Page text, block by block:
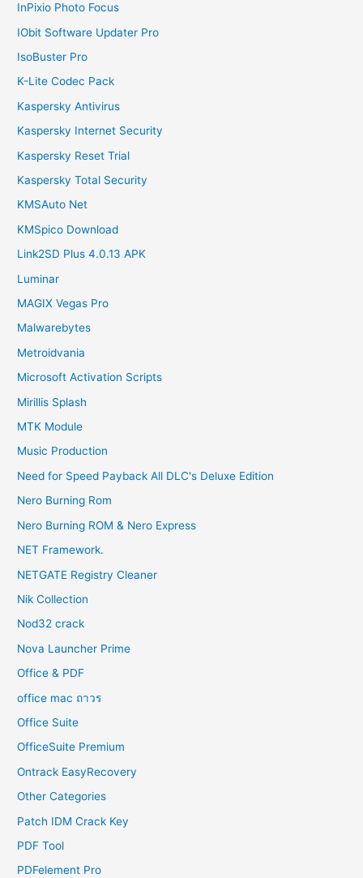
InPixio Photo Focus
IObit Software Updater Pro
IsoBuster Pro
K-Lite Codec Pack
Kaspersky Antivirus
Kaspersky Internet Security
Kaspersky Reset Trial
Kaspersky Total Security
KMSAuto Net
KMSpico Download
Link2SD Plus 4.0.13 APK
Luminar
MAGIX Vegas Pro
Malwarebytes
Metroidvania
Microsoft Activation Scripts
Mirillis Splash
MTK Module
Music Production
Need for Speed Payback All DLC's Deluxe Edition
Nero Burning Rom
Nero Burning ROM & Nero Express
NET Framework.
NETGATE Registry Cleaner
Nik Collection
Nod32 crack
Nova Launcher Prime
Office & PDF
office mac ถาวร
Office Suite
OfficeSuite Premium
Ontrack EasyRecovery
Other Categories
Patch IDM Crack Key
PDF Tool
PDFelement Pro